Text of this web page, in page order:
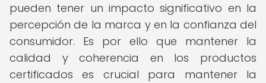
pueden tener un impacto significativo en la
percepción de la marca y en la confianza del
consumidor. Es por ello que mantener la
calidad y coherencia en los productos
certificados es crucial para mantener la